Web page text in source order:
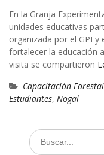
En la Granja
unidades educativas
organizada por el GPI y
fortalecer la educación
visita se compartieron
Capacitación Forestal
Estudiantes, Nogal
Search
for: